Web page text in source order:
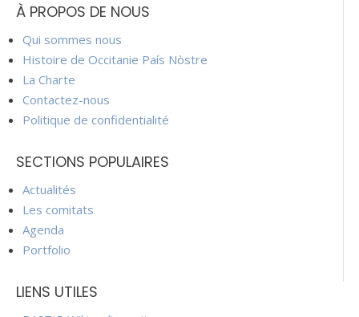
À PROPOS DE NOUS
Qui sommes nous
Histoire de Occitanie País Nòstre
La Charte
Contactez-nous
Politique de confidentialité
SECTIONS POPULAIRES
Actualités
Les comitats
Agenda
Portfolio
LIENS UTILES